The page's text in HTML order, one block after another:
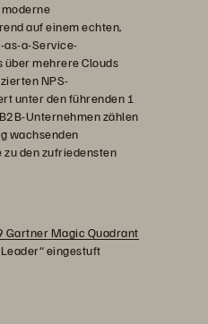
auf einem echten,
a-Service-
mehrere Clouds
NPS-
unter den führenden 1
Unternehmen zählen
wachsenden
zu den zufriedensten
Gartner Magic Quadrant
eingestuft